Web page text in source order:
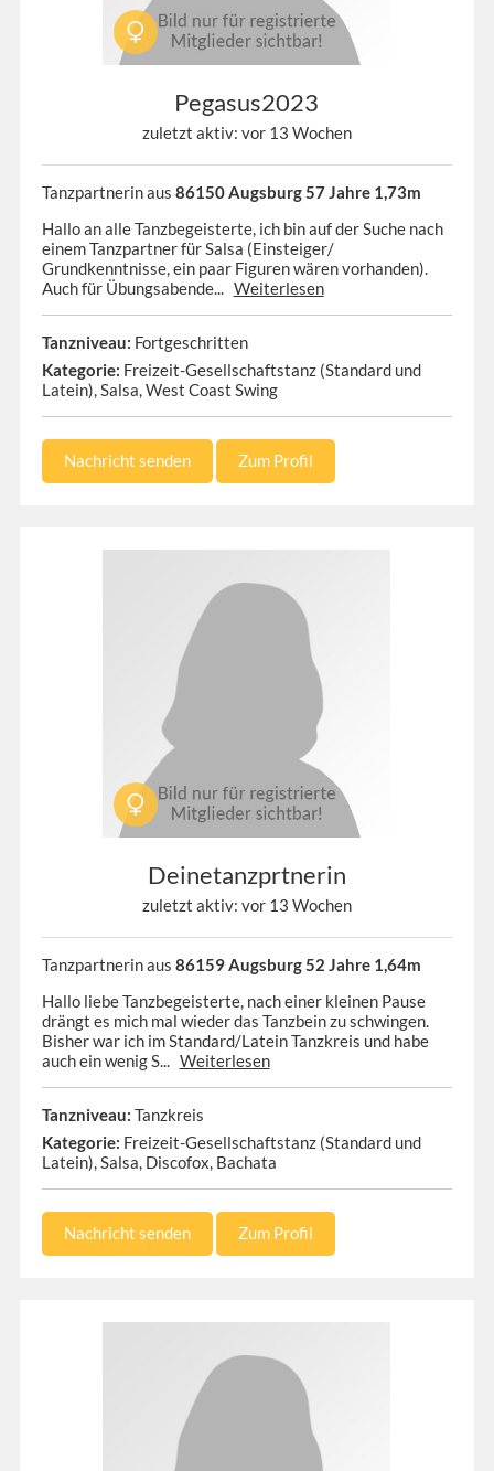
Pegasus2023
zuletzt aktiv: vor 13 Wochen
Tanzpartnerin aus 86150 Augsburg 57 Jahre 1,73m
Hallo an alle Tanzbegeisterte, ich bin auf der Suche nach
einem Tanzpartner für Salsa (Einsteiger/
Grundkenntnisse, ein paar Figuren wären vorhanden).
Auch für Übungsabende... Weiterlesen
Tanzniveau: Fortgeschritten
Kategorie: Freizeit-Gesellschaftstanz (Standard und
Latein), Salsa, West Coast Swing
Nachricht senden Zum Profil
Deinetanzprtnerin
zuletzt aktiv: vor 13 Wochen
Tanzpartnerin aus 86159 Augsburg 52 Jahre 1,64m
Hallo liebe Tanzbegeisterte, nach einer kleinen Pause
drängt es mich mal wieder das Tanzbein zu schwingen.
Bisher war ich im Standard/Latein Tanzkreis und habe
auch ein wenig S... Weiterlesen
Tanzniveau: Tanzkreis
Kategorie: Freizeit-Gesellschaftstanz (Standard und
Latein), Salsa, Discofox, Bachata
Nachricht senden Zum Profil